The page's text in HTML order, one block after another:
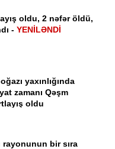
oldu, 2 nəfər öldü,
-YENİLƏNDİ
yaxınlığında
zamanı Qəşm
oldu
bir sıra